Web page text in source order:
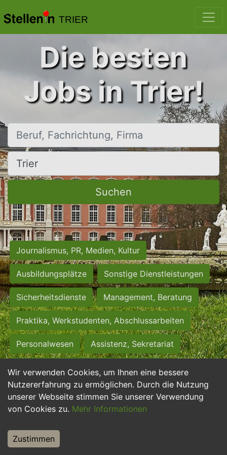
TRIER
Wir verwenden Cookies, um Ihnen eine bessere
Nutzererfahrung zu ermöglichen. Durch die Nutzung
unserer Webseite stimmen Sie unserer Verwendung
von Cookies zu. Mehr Informationen
Zustimmen
Die besten
Jobs in Trier!
Beruf, Fachrichtung, Firma
Ort, Stadt
Suchen
Journalismus, PR, Medien, Kultur
Ausbildungsplätze Sonstige Dienstleistungen
Sicherheitsdienste Management, Beratung
Praktika, Werkstudenten, Abschlussarbeiten
Personalwesen Assistenz, Sekretariat
Hilfskräfte, Aushilfs- und Nebenjobs
Einkauf, Logistik, Materialwirtschaft
Weiterbildung, Studium, duale Ausbildung
Tourismus